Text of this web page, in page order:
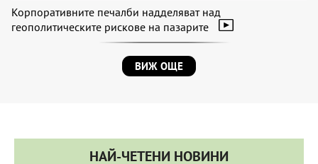
Корпоративните печалби надделяват над
геополитическите рискове на пазарите
ВИЖ ОЩЕ
НАЙ-ЧЕТЕНИ НОВИНИ